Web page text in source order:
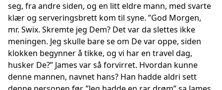
seg, fra andre siden, og en litt eldre mann, med svarte
klær og serveringsbrett kom til syne. ”God Morgen,
mr. Swix. Skremte jeg Dem? Det var da slettes ikke
meningen. Jeg skulle bare se om De var oppe, siden
klokken begynner å tikke, og vi har en travel dag,
husker De?” James var så forvirret. Hvordan kunne
denne mannen, navnet hans? Han hadde aldri sett